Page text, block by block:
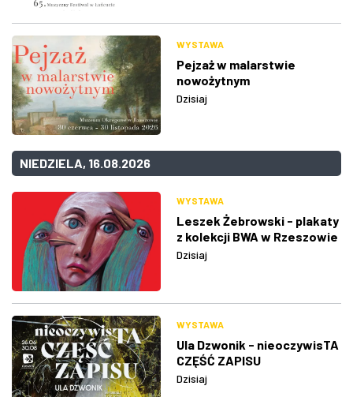
WYSTAWA
Pejzaż w malarstwie
nowożytnym
Dzisiaj
NIEDZIELA, 16.08.2026
WYSTAWA
Leszek Żebrowski - plakaty
z kolekcji BWA w Rzeszowie
Dzisiaj
WYSTAWA
Ula Dzwonik - nieoczywisTA
CZĘŚĆ ZAPISU
Dzisiaj